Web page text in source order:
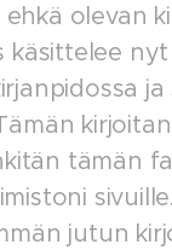
olevan
käsittelee
tämän
jutun